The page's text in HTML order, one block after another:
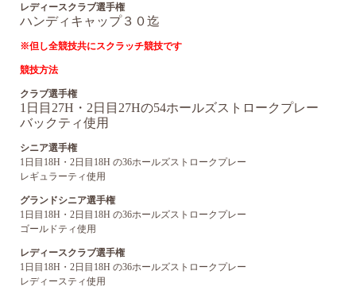
レディースクラブ選手権
ハンディキャップ３０迄
※但し全競技共にスクラッチ競技です
競技方法
クラブ選手権
1日目27H・2日目27Hの54ホールズストロークプレー
バックティ使用
シニア選手権
1日目18H・2日目18H の36ホールズストロークプレー
レギュラーティ使用
グランドシニア選手権
1日目18H・2日目18H の36ホールズストロークプレー
ゴールドティ使用
レディースクラブ選手権
1日目18H・2日目18H の36ホールズストロークプレー
レディースティ使用